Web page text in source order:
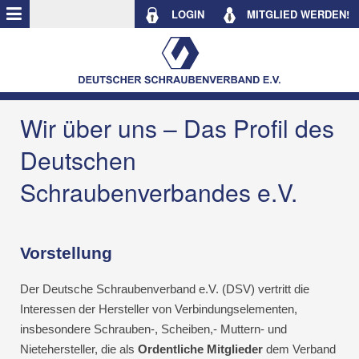
LOGIN MITGLIED WERDEN!
Wir über uns – Das Profil des
Deutschen
Schraubenverbandes e.V.
Vorstellung
Der Deutsche Schraubenverband e.V. (DSV) vertritt die
Interessen der Hersteller von Verbindungselementen,
insbesondere Schrauben-, Scheiben,- Muttern- und
Nietehersteller, die als Ordentliche Mitglieder dem Verband